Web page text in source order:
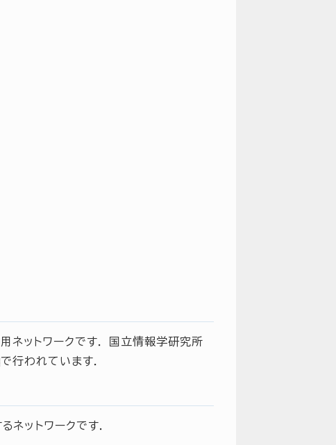
ネットワークです． 国立情報学研究所
行われています．
ネットワークです．